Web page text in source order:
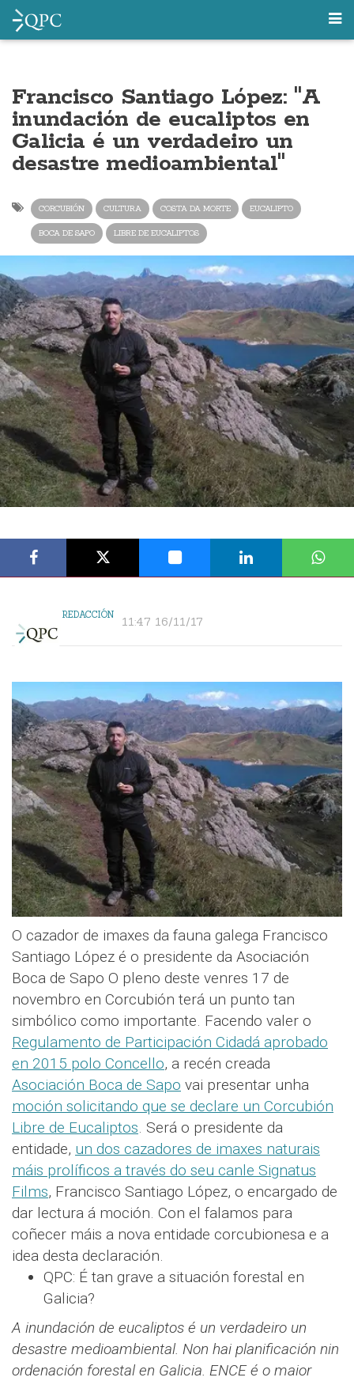
Francisco Santiago López: "A
inundación de eucaliptos en
Galicia é un verdadeiro un
desastre medioambiental"
CORCUBIÓN CULTURA COSTA DA MORTE EUCALIPTO
BOCA DE SAPO LIBRE DE EUCALIPTOS
REDACCIÓN 11:47 16/11/17
O cazador de imaxes da fauna galega Francisco
Santiago López é o presidente da Asociación
Boca de Sapo O pleno deste venres 17 de
novembro en Corcubión terá un punto tan
simbólico como importante. Facendo valer o
Regulamento de Participación Cidadá aprobado
en 2015 polo Concello, a recén creada
Asociación Boca de Sapo vai presentar unha
moción solicitando que se declare un Corcubión
Libre de Eucaliptos. Será o presidente da
entidade, un dos cazadores de imaxes naturais
máis prolíficos a través do seu canle Signatus
Films, Francisco Santiago López, o encargado de
dar lectura á moción. Con el falamos para
coñecer máis a nova entidade corcubionesa e a
idea desta declaración.
QPC: É tan grave a situación forestal en
Galicia?
A inundación de eucaliptos é un verdadeiro un
desastre medioambiental. Non hai planificación nin
ordenación forestal en Galicia. ENCE é o maior